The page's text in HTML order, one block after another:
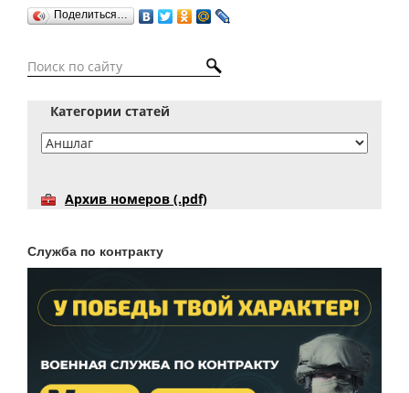
Поделиться…
Категории статей
Архив номеров (.pdf)
Служба по контракту